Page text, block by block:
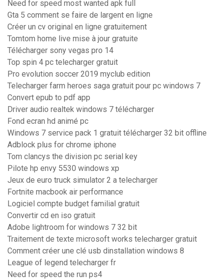
Need for speed most wanted apk full
Gta 5 comment se faire de largent en ligne
Créer un cv original en ligne gratuitement
Tomtom home live mise à jour gratuite
Télécharger sony vegas pro 14
Top spin 4 pc telecharger gratuit
Pro evolution soccer 2019 myclub edition
Telecharger farm heroes saga gratuit pour pc windows 7
Convert epub to pdf app
Driver audio realtek windows 7 télécharger
Fond ecran hd animé pc
Windows 7 service pack 1 gratuit télécharger 32 bit offline
Adblock plus for chrome iphone
Tom clancys the division pc serial key
Pilote hp envy 5530 windows xp
Jeux de euro truck simulator 2 a telecharger
Fortnite macbook air performance
Logiciel compte budget familial gratuit
Convertir cd en iso gratuit
Adobe lightroom for windows 7 32 bit
Traitement de texte microsoft works telecharger gratuit
Comment créer une clé usb dinstallation windows 8
League of legend telecharger fr
Need for speed the run ps4